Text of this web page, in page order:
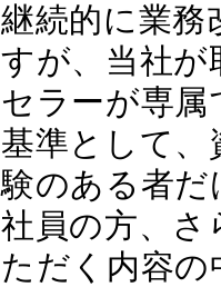
継続的に業務
すが、当社が
セラーが専
基準として、
験のある者
社員の方、さ
ただく内容